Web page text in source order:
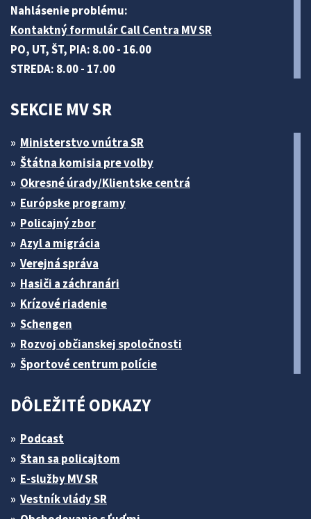
Nahlásenie problému:
Kontaktný formulár Call Centra MV SR
PO, UT, ŠT, PIA: 8.00 - 16.00
STREDA: 8.00 - 17.00
SEKCIE MV SR
Ministerstvo vnútra SR
Štátna komisia pre volby
Okresné úrady/Klientske centrá
Európske programy
Policajný zbor
Azyl a migrácia
Verejná správa
Hasiči a záchranári
Krízové riadenie
Schengen
Rozvoj občianskej spoločnosti
Športové centrum polície
DÔLEŽITÉ ODKAZY
Podcast
Stan sa policajtom
E-služby MV SR
Vestník vlády SR